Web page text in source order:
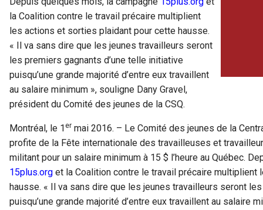
la Coalition contre le travail précaire multiplient
les actions et sorties plaidant pour cette hausse.
« Il va sans dire que les jeunes travailleurs seront
les premiers gagnants d’une telle initiative
puisqu’une grande majorité d’entre eux travaillent
au salaire minimum », souligne Dany Gravel,
président du Comité des jeunes de la CSQ.
Montréal, le 1 er mai 2016. – Le Comité des jeunes de la
profite de la Fête internationale des travailleuses et
militant pour un salaire minimum à 15 $ l’heure au Québec.
15plus.org et la Coalition contre le travail précaire
hausse. « Il va sans dire que les jeunes travailleurs seront
puisqu’une grande majorité d’entre eux travaillent au salaire